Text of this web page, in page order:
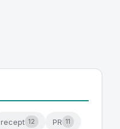
recept 12 PR 11